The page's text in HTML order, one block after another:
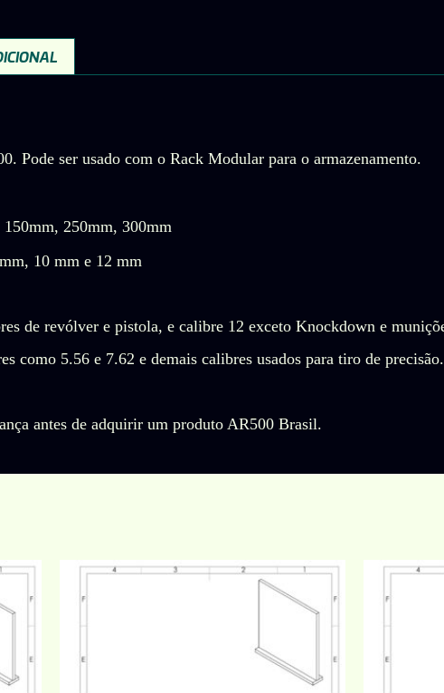
Pode ser usado com o Rack Modular para o armazenamento.
150mm, 250mm, 300mm
10 mm e 12 mm
de revólver e pistola, e calibre 12 exceto Knockdown e
como 5.56 e 7.62 e demais calibres usados para tiro de precisão.
antes de adquirir um produto AR500 Brasil.